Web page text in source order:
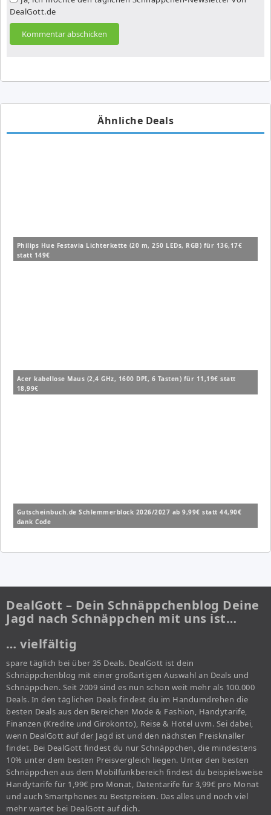
DealGott.de
Ähnliche Deals
Philips Hue Festavia Lichterkette (20 m, 250 LEDs, RGB) für 136,17€
statt 149€
Acer kabellose Maus (2,4 GHz, 1600 DPI, 6 Tasten) für 11,19€ statt
18,99€
Gutscheinbuch.de Schlemmerblock 2026/2027 ab 9,99€ statt 44,90€
dank Code
DealGott – Dein Schnäppchenblog Deine
Jagd nach Schnäppchen mit uns ist…
… vielfältig
spare täglich bei über 35 Deals. DealGott ist dein
Schnäppchenblog mit einer großartigen Auswahl an Deals und
Schnäppchen. Seit 2009 sind es nun schon weit mehr als 100.000
Deals. In den täglichen Deals findest du im Handumdrehen die
besten Deals aus den Bereichen Mode & Fashion, Handytarife,
Finanzen (Kredite und Girokonto), Reise & Hotel uvm. Sei dabei,
wenn DealGott auf der Jagd ist und den nächsten Preisknaller
findet. Bei DealGott findest du nur Schnäppchen, die mindestens
10% unter dem besten Preisvergleich liegen. Unter den besten
Schnäppchen aus dem Mobilfunkbereich findest du beispielsweise
Handytarife für 1,99€ pro Monat, Datentarife für 3,99€ pro Monat
und auch Smartphones zu Bestpreisen. Das alles und noch viel
mehr wartet bei DealGott auf dich.